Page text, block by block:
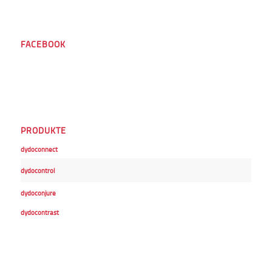
FACEBOOK
PRODUKTE
dydoconnect
dydocontrol
dydoconjure
dydocontrast